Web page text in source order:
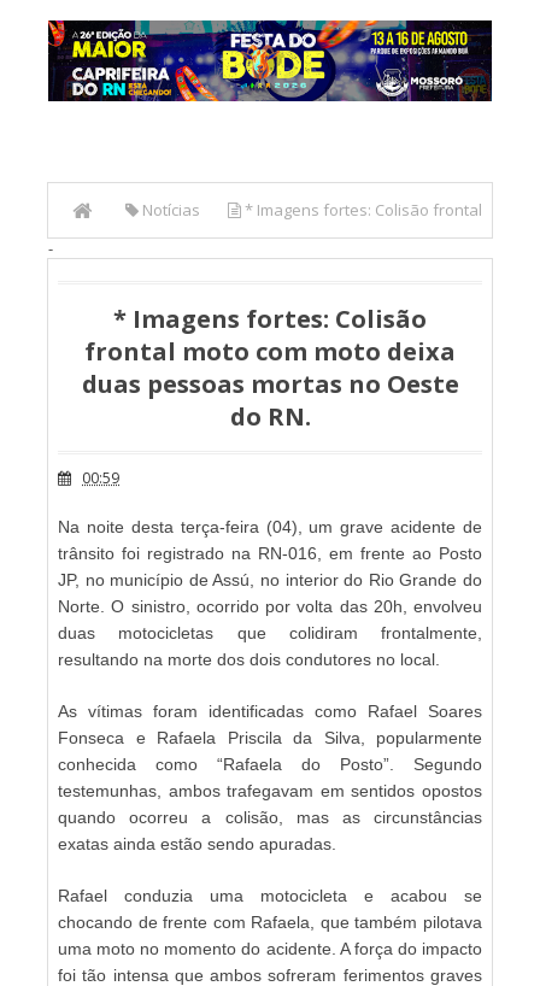
Notícias * Imagens fortes: Colisão frontal
moto com moto deixa duas pessoas mortas no Oeste do
-
* Imagens fortes: Colisão
frontal moto com moto deixa
duas pessoas mortas no Oeste
do RN.
00:59
Na noite desta terça-feira (04), um grave acidente de
trânsito foi registrado na RN-016, em frente ao Posto
JP, no município de Assú, no interior do Rio Grande do
Norte. O sinistro, ocorrido por volta das 20h, envolveu
duas motocicletas que colidiram frontalmente,
resultando na morte dos dois condutores no local.
As vítimas foram identificadas como Rafael Soares
Fonseca e Rafaela Priscila da Silva, popularmente
conhecida como “Rafaela do Posto”. Segundo
testemunhas, ambos trafegavam em sentidos opostos
quando ocorreu a colisão, mas as circunstâncias
exatas ainda estão sendo apuradas.
Rafael conduzia uma motocicleta e acabou se
chocando de frente com Rafaela, que também pilotava
uma moto no momento do acidente. A força do impacto
foi tão intensa que ambos sofreram ferimentos graves